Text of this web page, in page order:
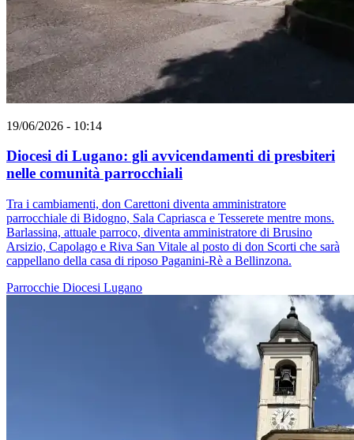
19/06/2026 - 10:14
Diocesi di Lugano: gli avvicendamenti di presbiteri
nelle comunità parrocchiali
Tra i cambiamenti, don Carettoni diventa amministratore
parrocchiale di Bidogno, Sala Capriasca e Tesserete mentre mons.
Barlassina, attuale parroco, diventa amministratore di Brusino
Arsizio, Capolago e Riva San Vitale al posto di don Scorti che sarà
cappellano della casa di riposo Paganini-Rè a Bellinzona.
Parrocchie Diocesi Lugano